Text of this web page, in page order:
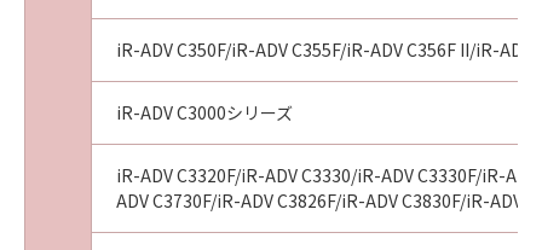
含まれません。）、および、(2)キヤノン、キヤ
ノンの子会社、それらの販売代理店および販売
後の製品開発や品質・サービスの向上のために
分析し、利用する場合があることを了解し、こ
れらに同意するものとします。
４．保証の否認および免責
iR-ADV C350F/iR-ADV C355F/iR-ADV C356F II/iR-
iR-ADV C3000シリーズ
iR-ADV C3320F/iR-ADV C3330/iR-ADV C3330F/iR-
ADV C3730F/iR-ADV C3826F/iR-ADV C3830F/iR-ADV